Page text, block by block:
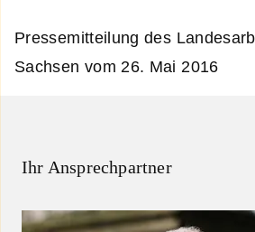
Pressemitteilung des
Sachsen vom 26. Mai 2016
Ihr Ansprechpartner